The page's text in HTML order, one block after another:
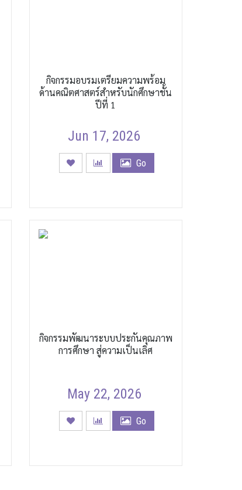
กิจกรรมอบรมเตรียมความพร้อม
ด้านคณิตศาสตร์สำหรับนักศึกษาชั้น
ปีที่ 1
Jun 17, 2026
Go
กิจกรรมพัฒนาระบบประกันคุณภาพ
การศึกษา สู่ความเป็นเลิศ
May 22, 2026
Go